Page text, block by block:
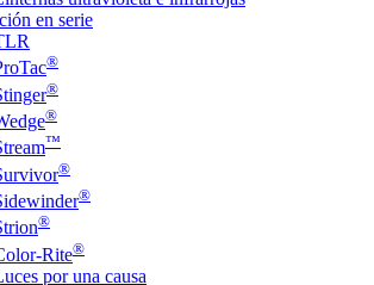
en serie
®
®
®
™
®
®
®
Rite®
por una causa